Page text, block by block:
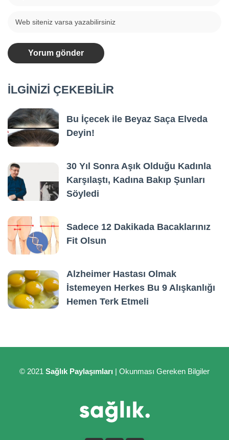
İLGİNİZİ ÇEKEBİLİR
Bu İçecek ile Beyaz Saça Elveda
Deyin!
30 Yıl Sonra Aşık Olduğu Kadınla
Karşılaştı, Kadına Bakıp Şunları
Söyledi
Sadece 12 Dakikada Bacaklarınız
Fit Olsun
Alzheimer Hastası Olmak
İstemeyen Herkes Bu 9 Alışkanlığı
Hemen Terk Etmeli
© 2021 Sağlık Paylaşımları | Okunması Gereken Bilgiler